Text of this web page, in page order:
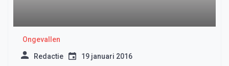
Ongevallen
Redactie 19 januari 2016